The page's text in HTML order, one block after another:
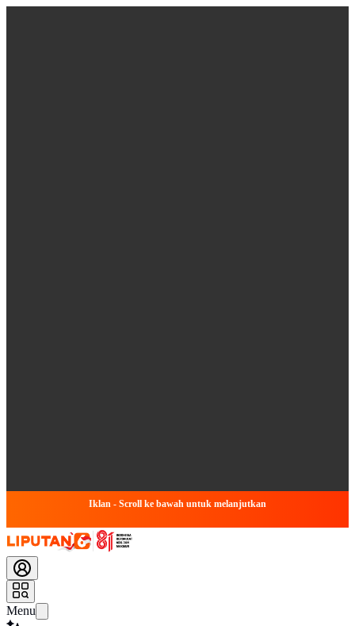
Iklan - Scroll ke bawah untuk melanjutkan
Menu